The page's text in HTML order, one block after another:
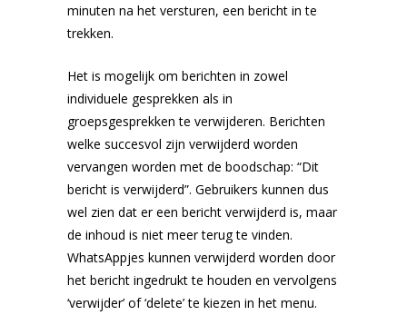
minuten na het versturen, een bericht in te
trekken.
Het is mogelijk om berichten in zowel
individuele gesprekken als in
groepsgesprekken te verwijderen. Berichten
welke succesvol zijn verwijderd worden
vervangen worden met de boodschap: “Dit
bericht is verwijderd”. Gebruikers kunnen dus
wel zien dat er een bericht verwijderd is, maar
de inhoud is niet meer terug te vinden.
WhatsAppjes kunnen verwijderd worden door
het bericht ingedrukt te houden en vervolgens
‘verwijder’ of ‘delete’ te kiezen in het menu.